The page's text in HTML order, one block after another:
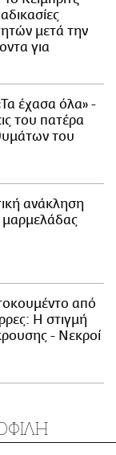
μετά την
για
έχασα όλα» -
του πατέρα
του
ανάκληση
μαρμελάδας
από
Η στιγμή
- Νεκροί